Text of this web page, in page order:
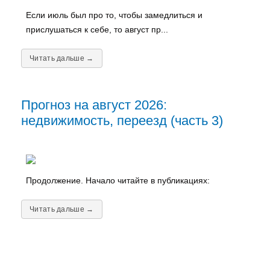
Если июль был про то, чтобы замедлиться и
прислушаться к себе, то август пр...
Читать дальше →
Прогноз на август 2026:
недвижимость, переезд (часть 3)
Продолжение. Начало читайте в публикациях:
Читать дальше →